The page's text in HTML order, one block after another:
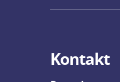
Kontakt